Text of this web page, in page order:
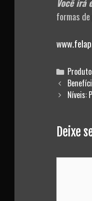
formas
Post
navigation
Níveis:
Deixe